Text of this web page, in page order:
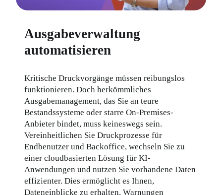
Ausgabeverwaltung
automatisieren
Kritische Druckvorgänge müssen reibungslos
funktionieren. Doch herkömmliches
Ausgabemanagement, das Sie an teure
Bestandssysteme oder starre On-Premises-
Anbieter bindet, muss keineswegs sein.
Vereinheitlichen Sie Druckprozesse für
Endbenutzer und Backoffice, wechseln Sie zu
einer cloudbasierten Lösung für KI-
Anwendungen und nutzen Sie vorhandene Daten
effizienter. Dies ermöglicht es Ihnen,
Dateneinblicke zu erhalten, Warnungen